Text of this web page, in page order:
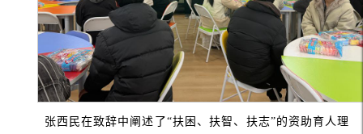
张西民在致辞中阐述了“扶困、扶智、扶志”的资助育人理